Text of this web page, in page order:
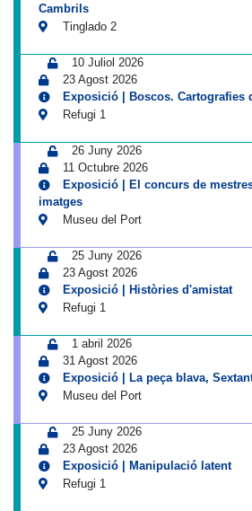
Cambrils
Tinglado 2
10 Juliol 2026
23 Agost 2026
Exposició | Boscos. Cartografies
Refugi 1
26 Juny 2026
11 Octubre 2026
Exposició | El concurs de
imatges
Museu del Port
25 Juny 2026
23 Agost 2026
Exposició | Històries d'amistat
Refugi 1
1 abril 2026
31 Agost 2026
Exposició | La peça blava,
Museu del Port
25 Juny 2026
23 Agost 2026
Exposició | Manipulació latent
Refugi 1